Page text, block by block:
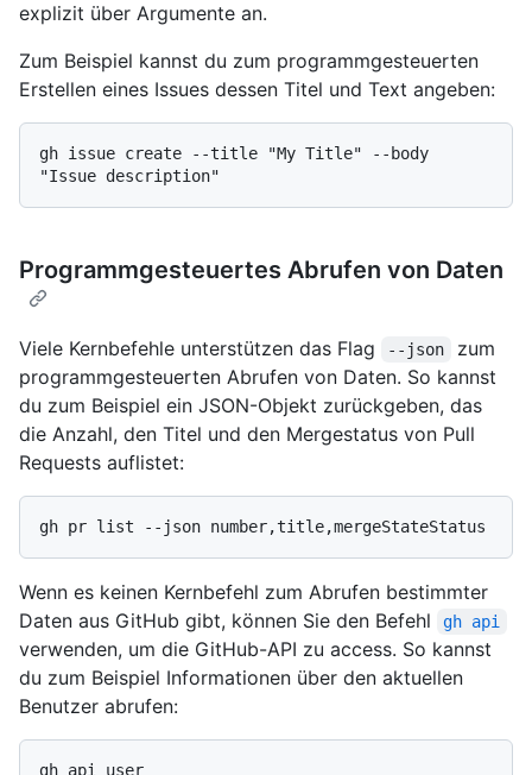
explizit über Argumente an.
Zum Beispiel kannst du zum programmgesteuerten
Erstellen eines Issues dessen Titel und Text angeben:
gh issue create --title "My Title" --body
Programmgesteuertes Abrufen von Daten
Viele Kernbefehle unterstützen das Flag --json
zum
programmgesteuerten Abrufen von Daten. So kannst
du zum Beispiel ein JSON-Objekt zurückgeben, das
die Anzahl, den Titel und den Mergestatus von Pull
Requests auflistet:
Wenn es keinen Kernbefehl zum Abrufen bestimmter
Daten aus GitHub gibt, können Sie den Befehl
gh api
verwenden, um die GitHub-API zu access. So kannst
du zum Beispiel Informationen über den aktuellen
Benutzer abrufen: